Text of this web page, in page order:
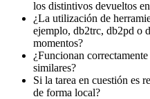
los distintivos devueltos
¿La utilización de
ejemplo, db2trc, db2pd o
momentos?
¿Funcionan
similares?
Si la tarea en cuestión es
de forma local?